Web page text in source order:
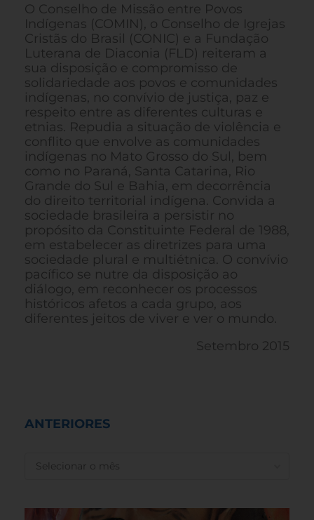
O Conselho de Missão entre Povos
Indígenas (COMIN), o Conselho de Igrejas
Cristãs do Brasil (CONIC) e a Fundação
Luterana de Diaconia (FLD) reiteram a
sua disposição e compromisso de
solidariedade aos povos e comunidades
indígenas, no convívio de justiça, paz e
respeito entre as diferentes culturas e
etnias. Repudia a situação de violência e
conflito que envolve as comunidades
indígenas no Mato Grosso do Sul, bem
como no Paraná, Santa Catarina, Rio
Grande do Sul e Bahia, em decorrência
do direito territorial indígena. Convida a
sociedade brasileira a persistir no
propósito da Constituinte Federal de 1988,
em estabelecer as diretrizes para uma
sociedade plural e multiétnica. O convívio
pacífico se nutre da disposição ao
diálogo, em reconhecer os processos
históricos afetos a cada grupo, aos
diferentes jeitos de viver e ver o mundo.
Setembro 2015
ANTERIORES